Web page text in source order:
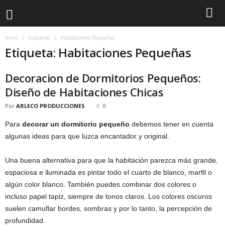
Inicio Etiquetas Habitaciones Pequeñas
Etiqueta: Habitaciones Pequeñas
Decoracion de Dormitorios Pequeños:
Diseño de Habitaciones Chicas
Por ARLECO PRODUCCIONES 0
Para decorar un dormitorio pequeño debemos tener en cuenta
algunas ideas para que luzca encantador y original.
Una buena alternativa para que la habitación parezca más grande,
espaciosa e iluminada es pintar todo el cuarto de blanco, marfil o
algún color blanco. También puedes combinar dos colores o
incluso papel tapiz, siempre de tonos claros. Los colores oscuros
suelen camuflar bordes, sombras y por lo tanto, la percepción de
profundidad.